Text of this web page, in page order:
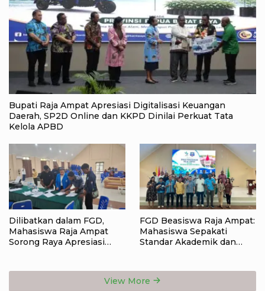
Bupati Raja Ampat Apresiasi Digitalisasi Keuangan
Daerah, SP2D Online dan KKPD Dinilai Perkuat Tata
Kelola APBD
Dilibatkan dalam FGD,
Mahasiswa Raja Ampat
Sorong Raya Apresiasi
FGD Beasiswa Raja Ampat:
Mahasiswa Sepakati
Standar Akademik dan
View More